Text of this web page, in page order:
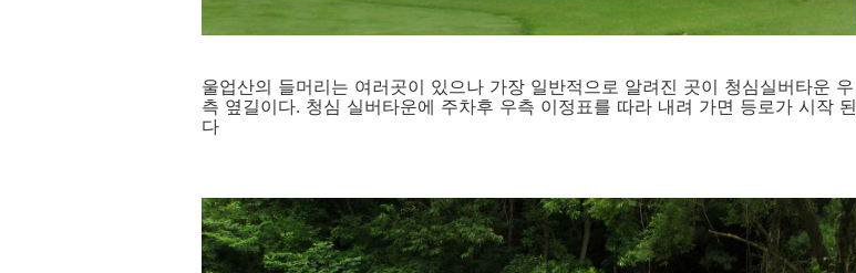
울업산의 들머리는 여러곳이 있으나 가장 일반적으로 알려진 곳이 청심실버타운 우
측 옆길이다. 청심 실버타운에 주차후 우측 이정표를 따라 내려 가면 등로가 시작 된
다